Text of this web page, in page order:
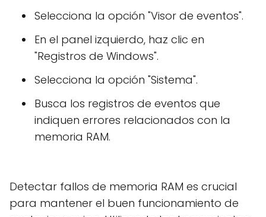
Selecciona la opción "Visor de eventos".
En el panel izquierdo, haz clic en
"Registros de Windows".
Selecciona la opción "Sistema".
Busca los registros de eventos que
indiquen errores relacionados con la
memoria RAM.
Detectar fallos de memoria RAM es crucial
para mantener el buen funcionamiento de